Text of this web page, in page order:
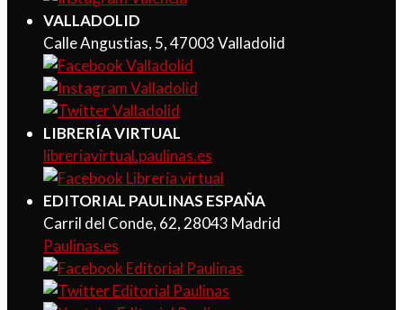
VALLADOLID
Calle Angustias, 5, 47003 Valladolid
LIBRERÍA VIRTUAL
libreriavirtual.paulinas.es
EDITORIAL PAULINAS ESPAÑA
Carril del Conde, 62, 28043 Madrid
Paulinas.es